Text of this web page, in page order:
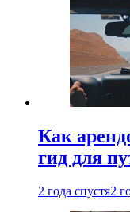
Как
гид для
2 года спустя2